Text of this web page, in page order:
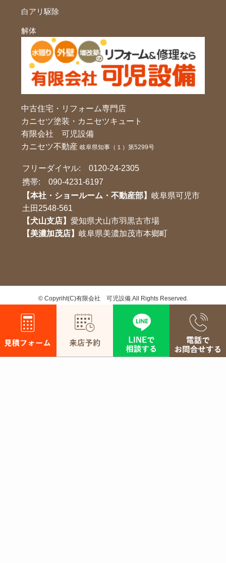
白アリ駆除
解体
中古住宅・リフォーム専門店
カニセツ塗装・カニセツキュート
有限会社 可児設備
カニセツ不動産岐阜県知事（１）第5299号
フリーダイヤル:0120-24-2305
携帯:090-4231-6197
【本社・ショールーム・不動産部】岐阜県可児市
土田2548-561
【犬山支店】愛知県犬山市羽黒古市場
【美濃加茂店】岐阜県美濃加茂市本鄉町
©Copyriht(C)有限会社 可児設備.All Rights Reserved.